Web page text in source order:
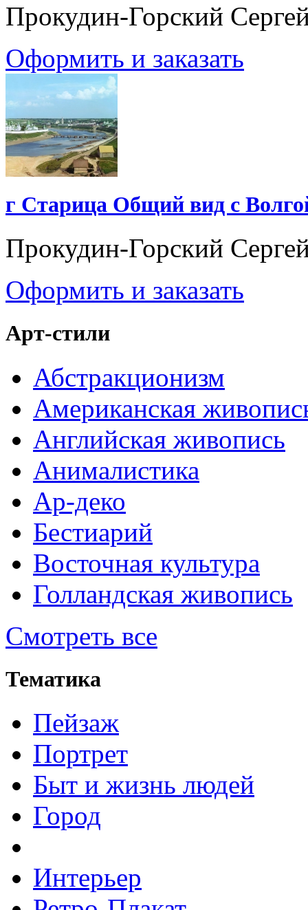
Прокудин-Горский
Оформить и заказать
г Старица Общий вид с
Прокудин-Горский
Оформить и заказать
Арт-стили
Абстракционизм
Американская
Английская живопись
Анималистика
Ар-деко
Бестиарий
Восточная культура
Голландская живопись
Смотреть все
Тематика
Пейзаж
Портрет
Быт и жизнь людей
Город
Интерьер